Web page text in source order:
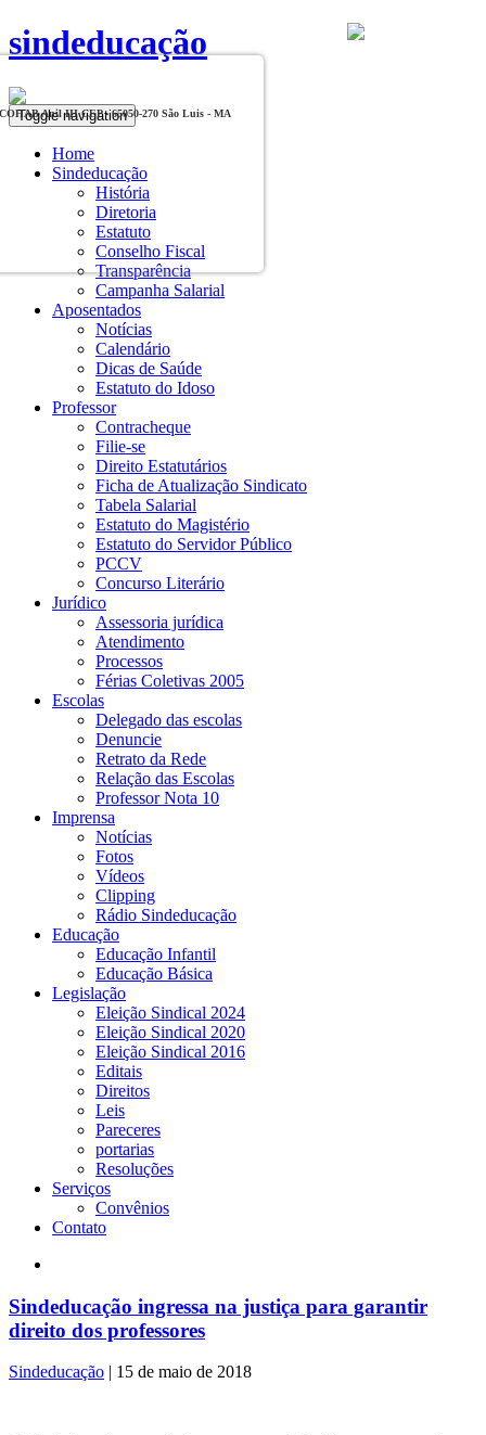
sindeducação
Toggle navigation
Home
Sindeducação
História
Diretoria
Estatuto
Conselho Fiscal
Transparência
Campanha Salarial
Aposentados
Notícias
Calendário
Dicas de Saúde
Estatuto do Idoso
Professor
Contracheque
Filie-se
Direito Estatutários
Ficha de Atualização Sindicato
Tabela Salarial
Estatuto do Magistério
Estatuto do Servidor Público
PCCV
Concurso Literário
Jurídico
Assessoria jurídica
Atendimento
Processos
Férias Coletivas 2005
Escolas
Delegado das escolas
Denuncie
Retrato da Rede
Relação das Escolas
Professor Nota 10
Imprensa
Notícias
Fotos
Vídeos
Clipping
Rádio Sindeducação
Educação
Educação Infantil
Educação Básica
Legislação
Eleição Sindical 2024
Eleição Sindical 2020
Eleição Sindical 2016
Editais
Direitos
Leis
Pareceres
portarias
Resoluções
Serviços
Convênios
Contato
Sindeducação ingressa na justiça para garantir
direito dos professores
Sindeducação | 15 de maio de 2018
COHAB Anil III CEP - 65050-270 São Luis - MA